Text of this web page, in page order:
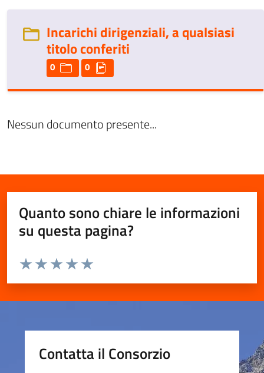
Incarichi dirigenziali, a qualsiasi
titolo conferiti
0 0
Nessun documento presente...
Quanto sono chiare le informazioni
su questa pagina?
Valuta da 1 a 5 stelle la pagina
Valuta 5 stelle su 5
Valuta 4 stelle su 5
Valuta 3 stelle su 5
Valuta 2 stelle su 5
Valuta 1 stelle su 5
Contatta il Consorzio